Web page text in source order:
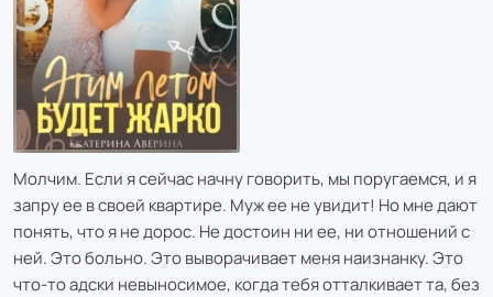
Молчим. Если я сейчас начну говорить, мы поругаемся, и я
запру ее в своей квартире. Муж ее не увидит! Но мне дают
понять, что я не дорос. Не достоин ни ее, ни отношений с
ней. Это больно. Это выворачивает меня наизнанку. Это
что-то адски невыносимое, когда тебя отталкивает та, без